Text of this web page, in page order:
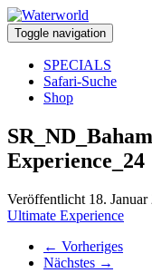
Toggle navigation
SPECIALS
Safari-Suche
Shop
Experience_24
Veröffentlicht 18. Januar
Ultimate Experience
← Vorheriges
Nächstes →